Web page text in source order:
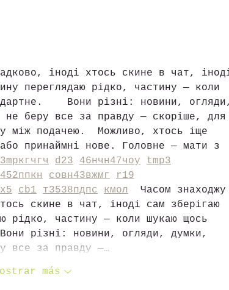
іноді хтось скине в чат,
переглядаю рідко, частину — коли
Вони різні: новини,
не беру все за правду — скоріше,
між подачею.  Можливо, хтось іще
принаймні нове. Головне — мати з
mpкгчгч d23 46нчн47чоу
tmp3
52ппкн совн43вжмг
r19
cb1 т3538пдпс кмол
Часом
скине в чат, іноді сам зберігаю
рідко, частину — коли шукаю щось
різні: новини, огляди, думки,
все за правду —…
más